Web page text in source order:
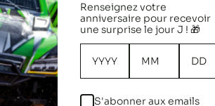
INTÉRESSÉS
Renseignez votre
anniversaire pour recevoir
une surprise le jour J ! 🎁
S'abonner aux emails